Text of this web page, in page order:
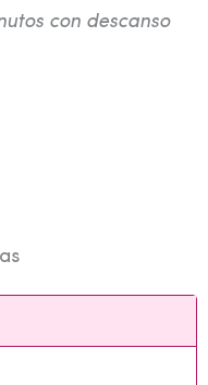
con descanso